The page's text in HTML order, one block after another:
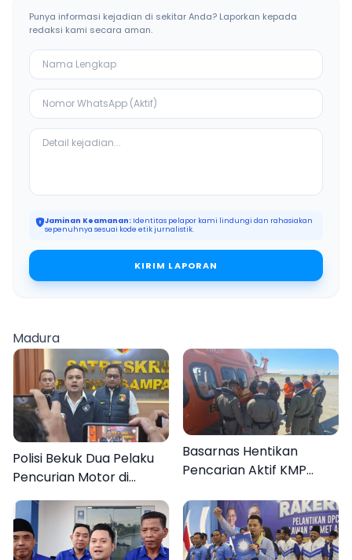
Punya informasi kejadian di sekitar Anda? Laporkan kepada
redaksi kami secara aman.
Jaminan Keamanan: Identitas pelapor kami lindungi dan rahasiakan
sepenuhnya sesuai kode etik jurnalistik.
KIRIM LAPORAN
Madura
Polisi Bekuk Dua Pelaku
Pencurian Motor di
Bajrasokah Sampang
Basarnas Hentikan
Pencarian Aktif KMP
Orang Masih Hilang